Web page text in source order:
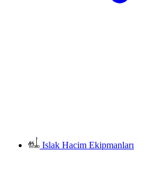
Islak Hacim Ekipmanları